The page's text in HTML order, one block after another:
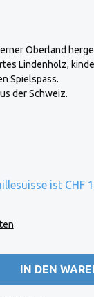
Oberland
Lindenholz,
Spielspass.
der Schweiz.
ist CHF
IN DEN